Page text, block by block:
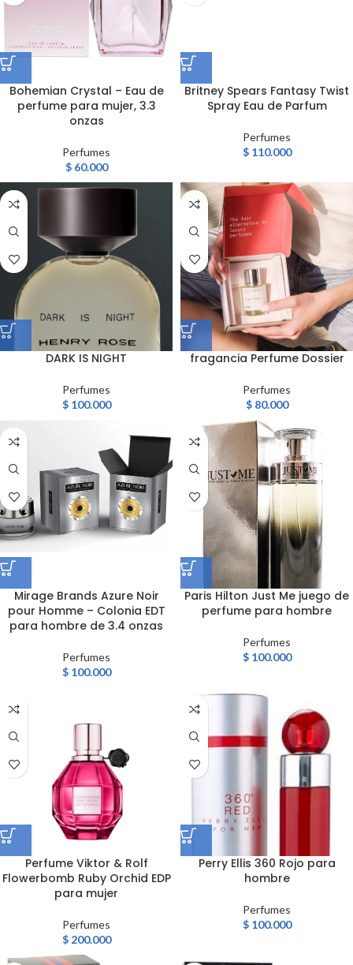
Bohemian Crystal – Eau de
perfume para mujer, 3.3
onzas
Perfumes
$60.000
Britney Spears Fantasy Twist
Spray Eau de Parfum
Perfumes
$110.000
DARK IS NIGHT
Perfumes
$100.000
fragancia Perfume Dossier
Perfumes
$80.000
Mirage Brands Azure Noir
pour Homme – Colonia EDT
para hombre de 3.4 onzas
Perfumes
$100.000
Paris Hilton Just Me juego de
perfume para hombre
Perfumes
$100.000
Perfume Viktor & Rolf
Flowerbomb Ruby Orchid EDP
para mujer
Perfumes
$200.000
Perry Ellis 360 Rojo para
hombre
Perfumes
$100.000